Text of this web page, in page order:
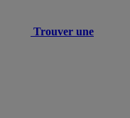
Trouver une